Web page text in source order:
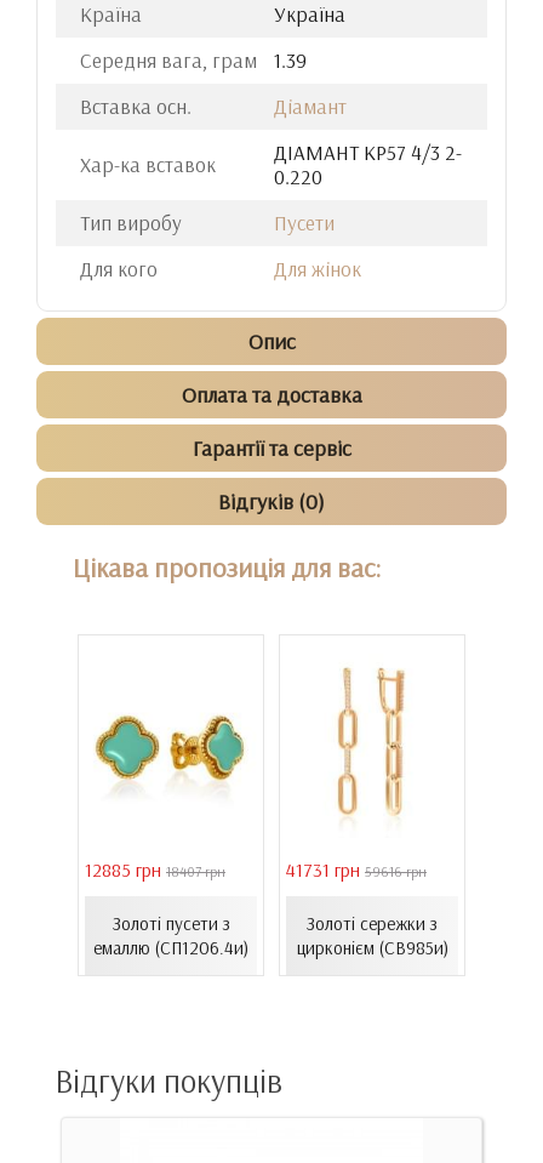
Країна
Україна
Середня вага, грам
1.39
Вставка осн.
Діамант
Хар-ка вставок
ДIАМАНТ КР57 4/3 2-
0.220
Тип виробу
Пусети
Для кого
Для жінок
Опис
Оплата та доставка
Гарантії та сервіс
Відгуків (0)
Цікава пропозиція для вас:
12885 грн 18407 грн
Золоті пусети з
емаллю (СП1206.4и)
41731 грн 59616 грн
Золоті сережки з
цирконієм (СВ985и)
Відгуки покупців